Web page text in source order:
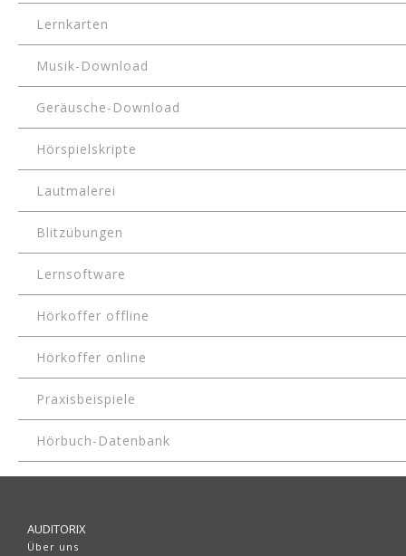
Lernkarten
Musik-Download
Geräusche-Download
Hörspielskripte
Lautmalerei
Blitzübungen
Lernsoftware
Hörkoffer offline
Hörkoffer online
Praxisbeispiele
Hörbuch-Datenbank
AUDITORIX
Über uns